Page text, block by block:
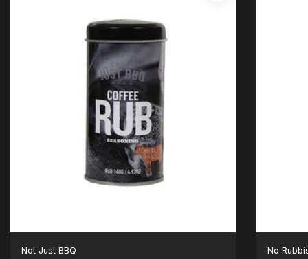
Not Just BBQ No